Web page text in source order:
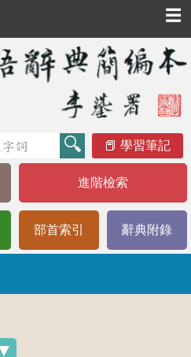
☰
學習筆記
進階檢索
部首索引 辭典附錄